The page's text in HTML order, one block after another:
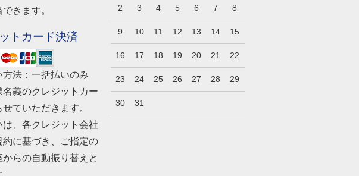
できます。
トカード決済
方法：一括払いのみ
名義のクレジットカー
せていただきます。
は、各クレジット会社
約に基づき、ご指定の
からの自動振り替えと
2 3 4 5 6 7 8
9 10 11 12 13 14 15
16 17 18 19 20 21 22
23 24 25 26 27 28 29
30 31